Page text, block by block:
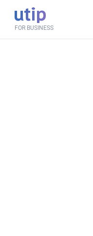
FOR BUSINESS